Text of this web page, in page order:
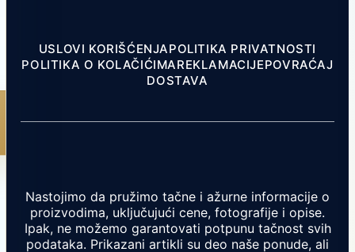
USLOVI KORIŠĆENJAPOLITIKA PRIVATNOSTI
POLITIKA O KOLAČIĆIMAREKLAMACIJEPOVRAĆAJ
DOSTAVA
Nastojimo da pružimo tačne i ažurne informacije o
proizvodima, uključujući cene, fotografije i opise.
Ipak, ne možemo garantovati potpunu tačnost svih
podataka. Prikazani artikli su deo naše ponude, ali